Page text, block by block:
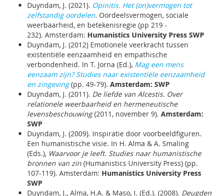
Duyndam, J. (2021). Opinitis. Het (on)vermogen tot
zelfstandig oordelen. Oordeelsvermogen, sociale
weerbaarheid, en betekenisregie (pp 219 -
232). Amsterdam: Humanistics University Press SWP
Duyndam, J. (2012) Emotionele veerkracht tussen
existentiële eenzaamheid en empathische
verbondenheid. In T. Jorna (Ed.), Mag een mens
eenzaam zijn? Studies naar existentiële eenzaamheid
en zingeving(pp. 49-79). Amsterdam: SWP
Duyndam, J. (2011). De liefde van Alcestis. Over
relationele weerbaarheid en hermeneutische
levensbeschouwing(2011, november 9). Amsterdam:
SWP
Duyndam, J. (2009). Inspiratie door voorbeeldfiguren.
Een humanistische visie. In H. Alma & A. Smaling
(Eds.), Waarvoor je leeft. Studies naar humanistische
bronnen van zin (Humanistics University Press) (pp.
107-119). Amsterdam: Humanistics University Press
SWP
Duyndam, J., Alma, H.A. & Maso, I. (Ed.). (2008). Deugden